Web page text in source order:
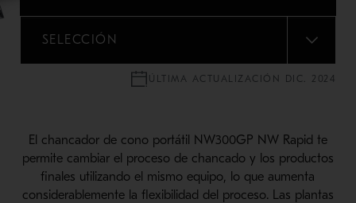
SELECCIÓN
MENU
ÚLTIMA ACTUALIZACIÓN DIC. 2024
El chancador de cono portátil NW300GP NW Rapid te
permite cambiar el proceso de chancado y los productos
finales utilizando el mismo equipo, lo que aumenta
considerablemente la flexibilidad del proceso. Las plantas